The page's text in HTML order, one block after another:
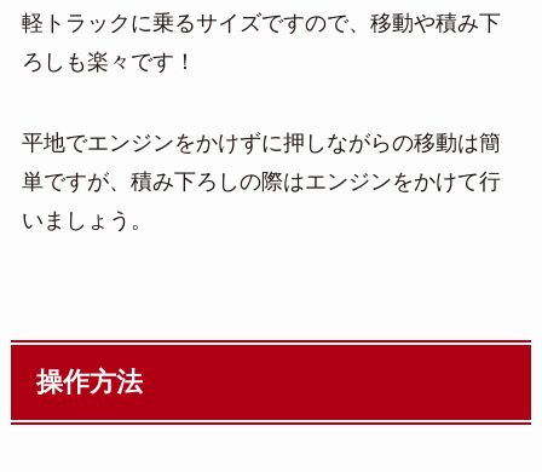
軽トラックに乗るサイズですので、移動や積み下
ろしも楽々です！
平地でエンジンをかけずに押しながらの移動は簡
単ですが、積み下ろしの際はエンジンをかけて行
いましょう。
操作方法